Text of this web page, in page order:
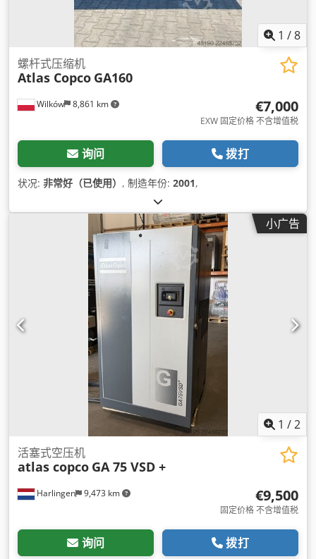
1 /8
Wilków 8,861 km
螺杆式压缩机
Atlas Copco GA160
€7,000
EXW 固定价格 不含增值税
询问 拨打
状况: 非常好（已使用） , 制造年份: 2001,
小广告
1 /2
Harlingen 9,473 km
活塞式空压机
atlas copco GA 75 VSD +
€9,500
固定价格 不含增值税
询问 拨打